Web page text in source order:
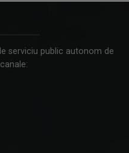
serviciu public autonom de